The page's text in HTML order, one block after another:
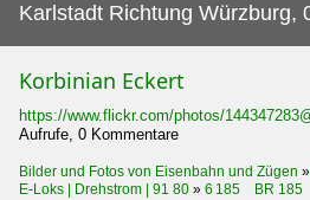
Karlstadt Richtung Würzburg,
Korbinian Eckert
https://www.flickr.com/photos/
Aufrufe, 0 Kommentare
Bilder und Fotos von Eisenbahn und Zügen »
E-Loks | Drehstrom | 91 80 » 6 185 BR 185